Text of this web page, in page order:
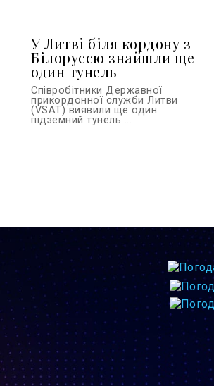
У Литві біля кордону з
Білоруссю знайшли ще
один тунель
Співробітники Державної
прикордонної служби Литви
(VSAT) виявили ще один
підземний тунель ...